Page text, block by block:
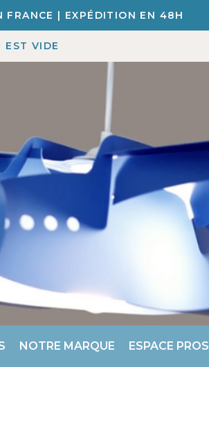
FRANCE | EXPÉDITION EN 48H
EST VIDE
NOTRE MARQUE ESPACE PROS